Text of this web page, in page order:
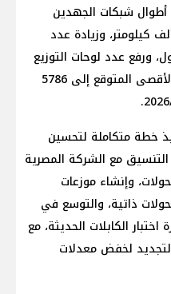
شبكات الجهدين
والمنخفض إلى 108.3 ألف كيلومتر، وزيادة عدد
إلى 21.8 ألف محول، ورفع عدد لوحات التوزيع
إلى 532 لوحة، مع وصول الحمل الأقصى المتوقع إلى 5786
خطة متكاملة لتحسين
مع الشركة المصرية
وإنشاء موزعات
ذاتية، والتوسع في
اختبار الكابلات الحديثة، مع
لخفض معدلات